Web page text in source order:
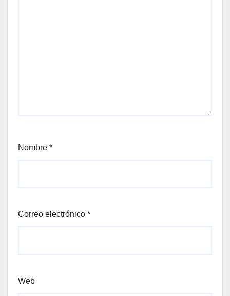
Nombre *
Correo electrónico *
Web